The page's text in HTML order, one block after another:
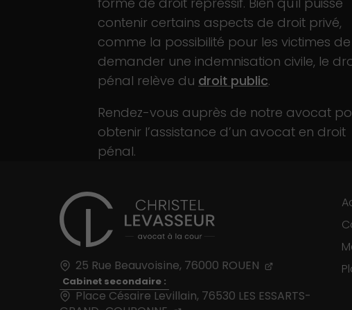
contenir certains aspects de droit privé,
comme la possibilité pour les victimes de
demander une indemnisation civile, le
pénal relève du droit public.
Rendez-vous auprès de notre avocat
obtenir l’assistance d’un avocat en droit
pénal.
25 Rue Beauvoisine, 76000 ROUEN
Cabinet secondaire :
Place Césaire Levillain, 76530 LES ESSARTS-